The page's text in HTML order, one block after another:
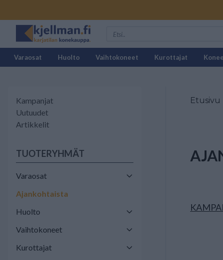
Varaosat Huolto Vaihtokoneet Kurottajat
Kampanjat
Uutuudet
Artikkelit
TUOTERYHMÄT
Varaosat
Ajankohtaista
Huolto
Vaihtokoneet
Kurottajat
Etusivu